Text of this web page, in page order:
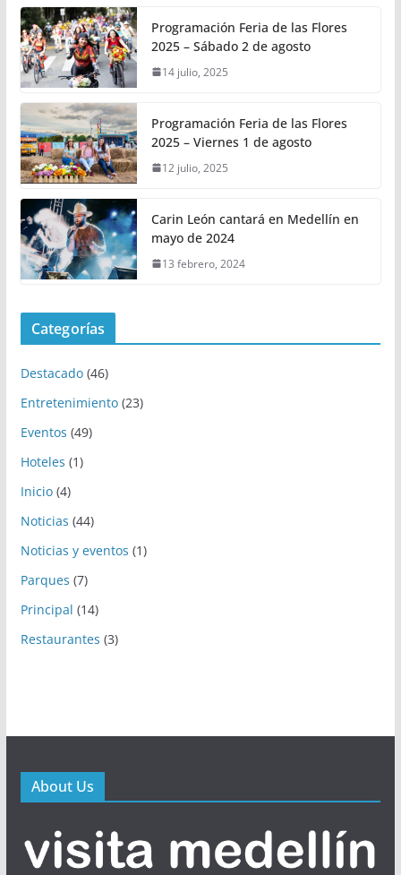
Programación Feria de las Flores
2025 – Sábado 2 de agosto
14 julio, 2025
Programación Feria de las Flores
2025 – Viernes 1 de agosto
12 julio, 2025
Carin León cantará en Medellín en
mayo de 2024
13 febrero, 2024
Categorías
Destacado(46)
Entretenimiento(23)
Eventos (49)
Hoteles (1)
Inicio(4)
Noticias (44)
Noticias y eventos (1)
Parques (7)
Principal (14)
Restaurantes (3)
About Us